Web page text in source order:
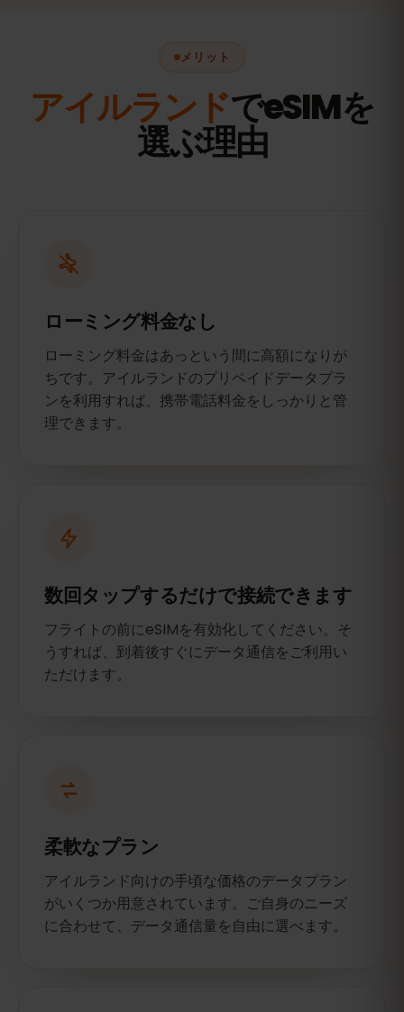
メリット
アイルランドでeSIMを
選ぶ理由
ローミング料金なし
ローミング料金はあっという間に高額になりが
ちです。アイルランドのプリペイドデータプラ
ンを利用すれば、携帯電話料金をしっかりと管
理できます。
数回タップするだけで接続できます
フライトの前にeSIMを有効化してください。そ
うすれば、到着後すぐにデータ通信をご利用い
ただけます。
柔軟なプラン
アイルランド向けの手頃な価格のデータプラン
がいくつか用意されています。ご自身のニーズ
に合わせて、データ通信量を自由に選べます。